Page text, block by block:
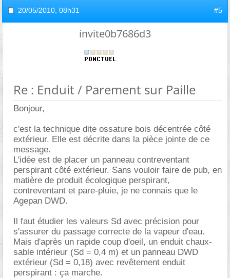
20/05/2010, 08h31 #5
invite0b7686d3
Re : Enduit / Parement sur Paille
Bonjour,
c'est la technique dite ossature bois décentrée côté
extérieur. Elle est décrite dans la pièce jointe de ce
message.
L'idée est de placer un panneau contreventant
perspirant côté extérieur. Sans vouloir faire de pub, en
matière de produit écologique perspirant,
contreventant et pare-pluie, je ne connais que le
Agepan DWD.
Il faut étudier les valeurs Sd avec précision pour
s'assurer du passage correcte de la vapeur d'eau.
Mais d'après un rapide coup d'oeil, un enduit chaux-
sable intérieur (Sd = 0,4 m) et un panneau DWD
extérieur (Sd = 0,18) avec revêtement enduit
perspirant : ça marche.